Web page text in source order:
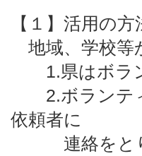
【１】活用の方
地域、学校等
1.県はボラン
2.ボランティ
依頼者に
連絡をとり